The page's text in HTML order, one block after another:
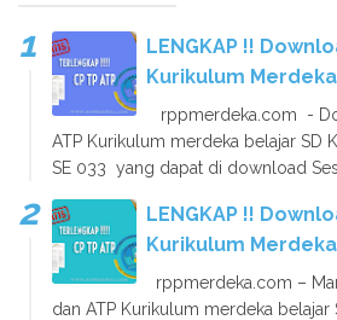
LENGKAP !!
Kurikulum
rppmerdeka.com -
ATP Kurikulum merdeka belajar SD
SE 033 yang dapat di download
LENGKAP !!
Kurikulum Merdeka
rppmerdeka.com –
dan ATP Kurikulum merdeka belajar